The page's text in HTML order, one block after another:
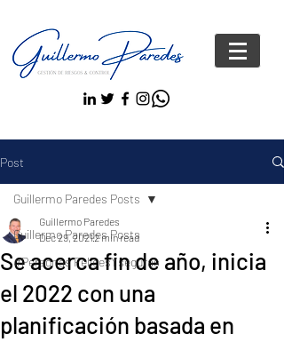
Post
Guillermo Paredes Posts
#Personas FelicesYseguras
Guillermo Paredes Posts
Se acerca fin de año, inicia
el 2022 con una
planificación basada en
Guillermo Paredes
Dec 29, 20212 min read